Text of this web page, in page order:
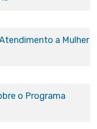
a Mulher
o Programa